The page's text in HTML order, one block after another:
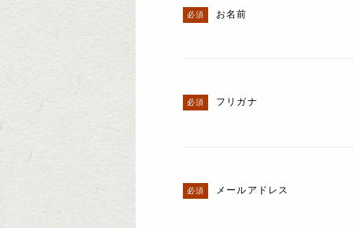
お名前
フリガナ
メールアドレス